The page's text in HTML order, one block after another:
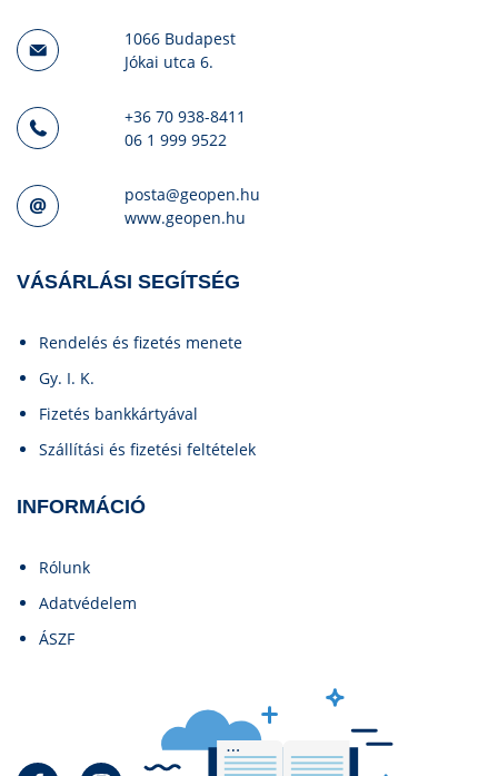
1066 Budapest
Jókai utca 6.
+36 70 938-8411
06 1 999 9522
posta@geopen.hu
www.geopen.hu
VÁSÁRLÁSI SEGÍTSÉG
Rendelés és fizetés menete
Gy. I. K.
Fizetés bankkártyával
Szállítási és fizetési feltételek
INFORMÁCIÓ
Rólunk
Adatvédelem
ÁSZF